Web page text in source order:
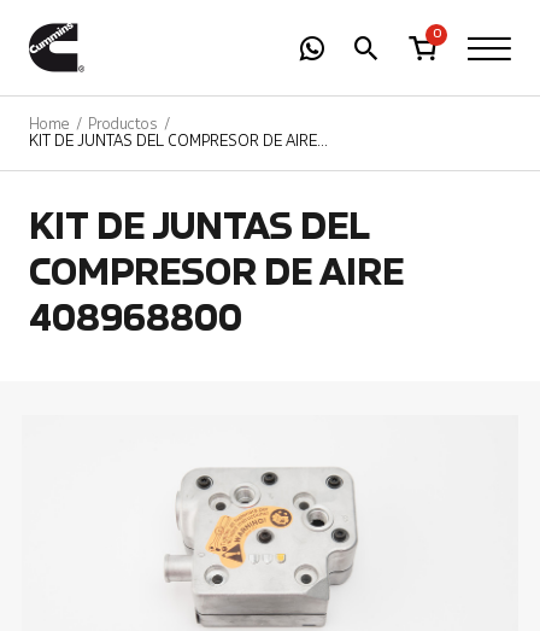
0
Home
Productos
KIT DE JUNTAS DEL COMPRESOR DE AIRE
KIT DE JUNTAS DEL
COMPRESOR DE AIRE
408968800